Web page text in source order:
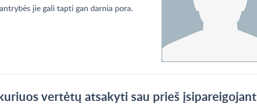
jie gali tapti gan darnia pora.
vertėtų atsakyti sau prieš įsipareigojant